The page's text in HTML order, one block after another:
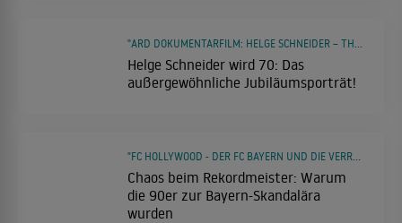
Helge Schneider wird 70: Das
außergewöhnliche Jubiläumsporträt!
Chaos beim Rekordmeister: Warum
die 90er zur Bayern-Skandalära
wurden